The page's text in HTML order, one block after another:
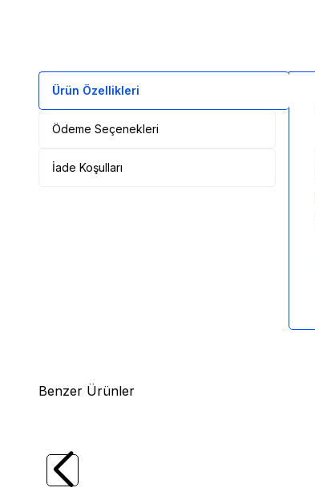
Ürün Özellikleri
Ödeme Seçenekleri
İade Koşulları
Benzer Ürünler
Kelime Üretme Oyunu Yerli Üretim Türkçe
Scrabble Kelime Avı 2-4 Kişilik | Uçarlar
Oyuncak